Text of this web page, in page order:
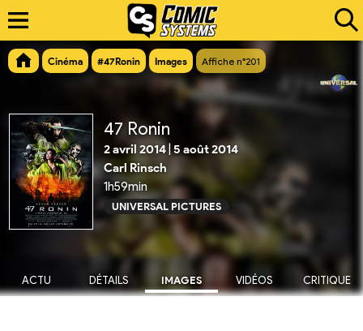
Cinéma #47Ronin Images Affiche n°201
47 Ronin
2 avril 2014 |5 août 2014
Carl Rinsch
1h59min
UNIVERSAL PICTURES
ACTU DÉTAILS IMAGES VIDÉOS CRITIQUE